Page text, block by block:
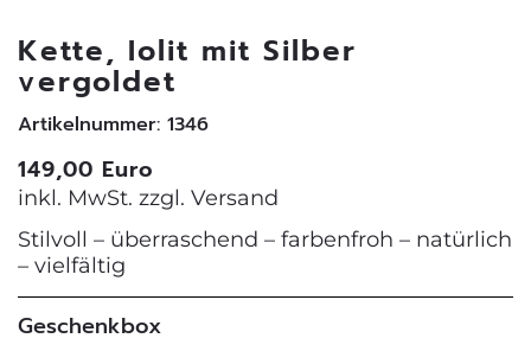
Kette, Iolit mit Silber
vergoldet
Artikelnummer: 1346
149,00 Euro
inkl. MwSt. zzgl. Versand
Stilvoll – überraschend – farbenfroh – natürlich
– vielfältig
Geschenkbox